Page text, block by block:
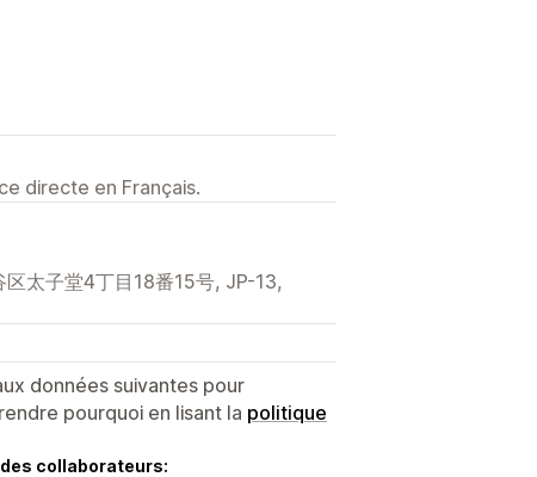
directe en Français.
太子堂4丁目18番15号, JP-13,
données suivantes pour
pourquoi en lisant la politique
collaborateurs: